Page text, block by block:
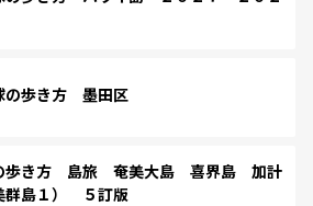
の歩き方 墨田区
歩き方 島旅 奄美大島 喜界島 加計
群島１） ５訂版